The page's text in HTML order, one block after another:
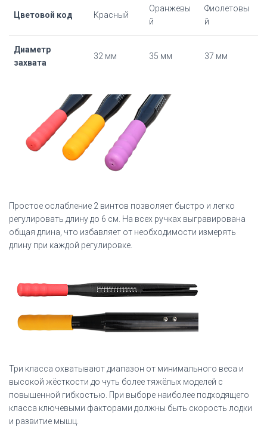
Цветовой код Красный
Оранжевы
й
Фиолетовы
й
Диаметр
захвата
32 мм 35 мм 37 мм
Простое ослабление 2 винтов позволяет быстро и легко
регулировать длину до 6 см. На всех ручках выгравирована
общая длина, что избавляет от необходимости измерять
длину при каждой регулировке.
Три класса охватывают диапазон от минимального веса и
высокой жёсткости до чуть более тяжёлых моделей с
повышенной гибкостью. При выборе наиболее подходящего
класса ключевыми факторами должны быть скорость лодки
и развитие мышц.